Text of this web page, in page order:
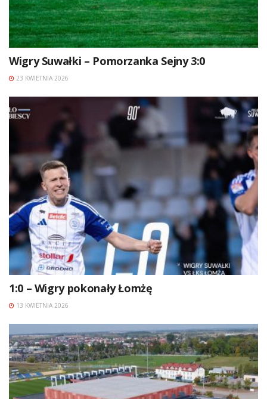
Wigry Suwałki – Pomorzanka Sejny 3:0
23 KWIETNIA 2026
1:0 – Wigry pokonały Łomżę
13 KWIETNIA 2026